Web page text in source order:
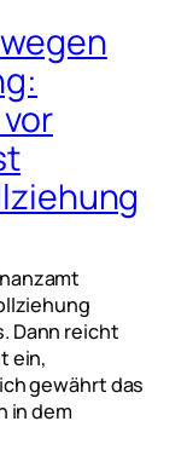
Dann reicht
ein,
gewährt das
in dem